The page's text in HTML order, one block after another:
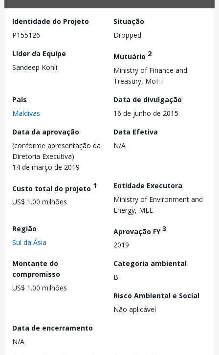
Identidade do Projeto
P155126
Situação
Dropped
Líder da Equipe
Sandeep Kohli
Mutuário 2
Ministry of Finance and
Treasury, MoFT
País
Maldivas
Data de divulgação
16 de junho de 2015
Data da aprovação
(conforme apresentação da
Diretoria Executiva)
14 de março de 2019
Data Efetiva
N/A
Custo total do projeto 1
US$ 1.00 milhões
Entidade Executora
Ministry of Environment and
Energy, MEE
Região
Sul da Ásia
Aprovação FY3
2019
Montante do
compromisso
US$ 1.00 milhões
Categoria ambiental
B
Risco Ambiental e Social
Não aplicável
Data de encerramento
N/A